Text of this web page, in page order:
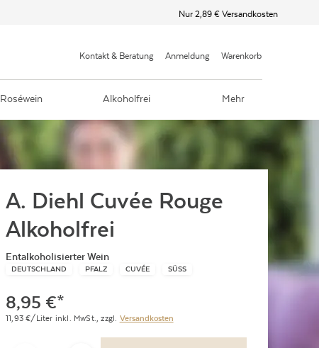
Nur 2,89 € Versandkosten
Kontakt & Beratung Anmeldung Warenkorb
Roséwein Alkoholfrei Mehr
A. Diehl Cuvée Rouge
Alkoholfrei
Entalkoholisierter Wein
DEUTSCHLAND PFALZ CUVÉE SÜSS
8,95 €*
11,93 €/Liter inkl. MwSt., zzgl. Versandkosten